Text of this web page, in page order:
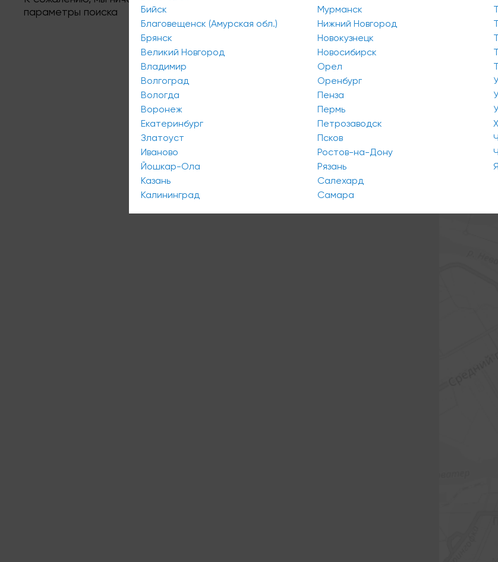
параметры поиска
Бийск
Благовещенск (Амурская обл.)
Брянск
Великий Новгород
Владимир
Волгоград
Вологда
Воронеж
Екатеринбург
Златоуст
Иваново
Йошкар-Ола
Казань
Калининград
Мурманск
Нижний Новгород
Новокузнецк
Новосибирск
Орел
Оренбург
Пенза
Пермь
Петрозаводск
Псков
Ростов-на-Дону
Рязань
Салехард
Самара